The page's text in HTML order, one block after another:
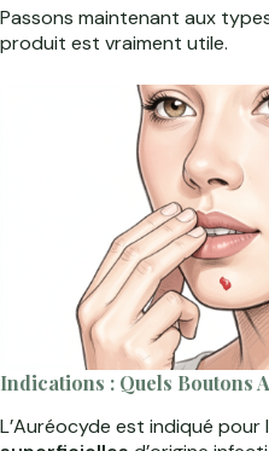
Passons maintenant aux
produit est vraiment utile.
Indications : Quels Boutons
L’Auréocyde est indiqué pour